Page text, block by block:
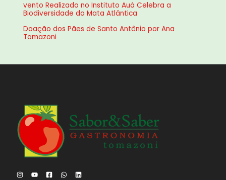
o
:
vento Realizado no Instituto Auá Celebra a
Biodiversidade da Mata Atlântica
Doação dos Pães de Santo Antônio por Ana
Tomazoni